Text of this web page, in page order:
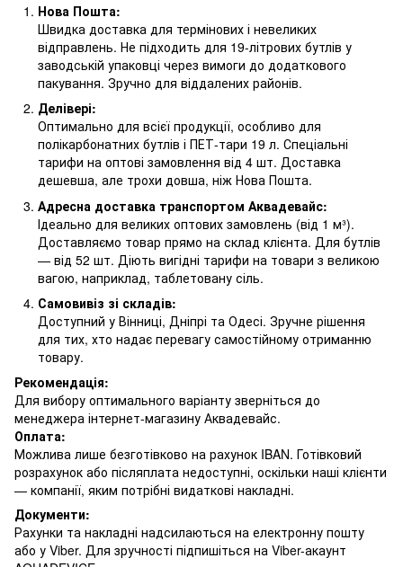
Нова Пошта:
Швидка доставка для термінових і невеликих
відправлень. Не підходить для 19-літрових бутлів у
заводській упаковці через вимоги до додаткового
пакування. Зручно для віддалених районів.
Делівері:
Оптимально для всієї продукції, особливо для
полікарбонатних бутлів і ПЕТ-тари 19 л. Спеціальні
тарифи на оптові замовлення від 4 шт. Доставка
дешевша, але трохи довша, ніж Нова Пошта.
Адресна доставка транспортом Аквадевайс:
Ідеально для великих оптових замовлень (від 1 м³).
Доставляємо товар прямо на склад клієнта. Для бутлів
— від 52 шт. Діють вигідні тарифи на товари з великою
вагою, наприклад, таблетовану сіль.
Самовивіз зі складів:
Доступний у Вінниці, Дніпрі та Одесі. Зручне рішення
для тих, хто надає перевагу самостійному отриманню
товару.
Рекомендація:
Для вибору оптимального варіанту зверніться до
менеджера інтернет-магазину Аквадевайс.
Оплата:
Можлива лише безготівково на рахунок IBAN. Готівковий
розрахунок або післяплата недоступні, оскільки наші клієнти
— компанії, яким потрібні видаткові накладні.
Документи:
Рахунки та накладні надсилаються на електронну пошту
або у Viber. Для зручності підпишіться на Viber-акаунт